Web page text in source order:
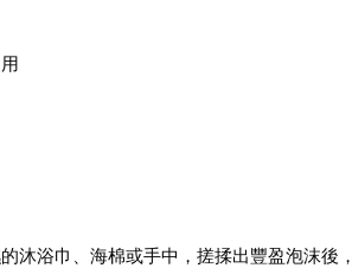
沐浴巾、海棉或手中，搓揉出豐盈泡沫後